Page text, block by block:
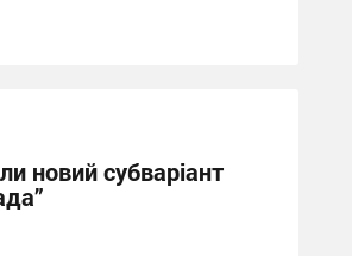
новий субваріант